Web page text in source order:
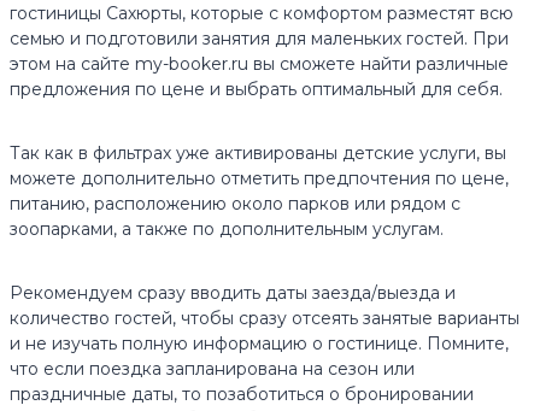
гостиницы Сахюрты, которые с комфортом разместят всю
семью и подготовили занятия для маленьких гостей. При
этом на сайте my-booker.ru вы сможете найти различные
предложения по цене и выбрать оптимальный для себя.
Так как в фильтрах уже активированы детские услуги, вы
можете дополнительно отметить предпочтения по цене,
питанию, расположению около парков или рядом с
зоопарками, а также по дополнительным услугам.
Рекомендуем сразу вводить даты заезда/выезда и
количество гостей, чтобы сразу отсеять занятые варианты
и не изучать полную информацию о гостинице. Помните,
что если поездка запланирована на сезон или
праздничные даты, то позаботиться о бронировании